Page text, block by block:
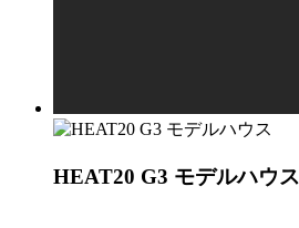
HEAT20 G3 モデルハウス